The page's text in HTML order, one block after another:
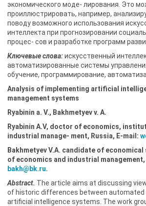
экономического моде- лирования. Это
проиллюстрировать, например,
поводу возможного использования
интеллекта при прогнозировании
процес- сов и разработке программ
Ключевые слова:искусственный
автоматизированные системы
обучение, программирование,
Analysis of implementing artificial
management systems
Ryabinin a. V., Bakhmetyev v. A.
Ryabinin A.V, doctor of economics,
industrial manage- ment, Russia, E-mail:
Bakhmetyev V.A. candidate of
of economics and industrial management,
bakh@bk.ru.
Abstract. The article aims at discussing
of historic differences between automated
artificial intelligence systems. The work